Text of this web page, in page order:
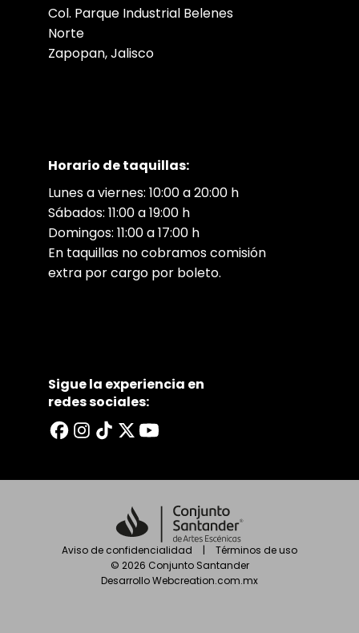
Col. Parque Industrial Belenes
Norte
Zapopan, Jalisco
Horario de taquillas:
Lunes a viernes: 10:00 a 20:00 h
Sábados: 11:00 a 19:00 h
Domingos: 11:00 a 17:00 h
En taquillas no cobramos comisión
extra por cargo por boleto.
Sigue la experiencia en
redes sociales:
Aviso de confidencialidad |
Términos de uso
© 2026 Conjunto Santander
DesarrolloWebcreation.com.mx